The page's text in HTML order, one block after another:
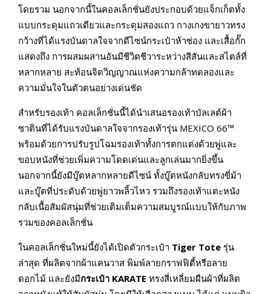
โดยรวม นอกจากนี้ในคอลเล็กชั่นยังประกอบด้วยแจ็กเก็ตทั้ง
แบบกระดุมแถวเดียวและกระดุมสองแถว กางเกงขายาวทรง
กว้างที่ได้แรงบันดาลใจจากดีไซน์กระเป๋าห้าช่อง และเสื้อกั๊ก
แสดงถึง การผสมผสานอันมีชีวิตชีวาระหว่างสีสันและสไตล์ที่
หลากหลาย สะท้อนจิตวิญญาณแห่งความกล้าทดลองและ
ความมั่นใจในตัวตนอย่างเด่นชัด
สำหรับรองเท้า คอลเล็กชั่นนี้ได้นำเสนอรองเท้าบัลเลต์ผ้า
ซาตินที่ได้รับแรงบันดาลใจจากรองเท้ารุ่น MEXICO 66™
พร้อมด้วยการปรับรูปโฉมรองเท้าทั้งการตกแต่งด้วยพู่และ
ขอบหนังที่ช่วยเพิ่มความโดดเด่นและลูกเล่นมากยิ่งขึ้น
นอกจากนี้ยังมีบู๊ตหลากหลายดีไซน์ ทั้งบู๊ตหนังกลับทรงขี่ม้า
และบู๊ตที่ประดับด้วยพู่ยาวพลิ้วไหว รวมถึงรองเท้าแตะหนัง
กลับเนื้อสัมผัสนุ่มที่ช่วยเติมเต็มความสมบูรณ์แบบให้กับภาพ
รวมของคอลเล็กชั่น
ในคอลเล็กชั่นใหม่นี้ยังได้เปิดตัวกระเป๋า Tiger Tote รุ่น
ล่าสุด ที่ผลิตจากผ้าแคนวาส พิมพ์ลายกราฟฟิตี้หรือลาย
ดอกไม้ และยังมีกระเป๋า KARATE ทรงสี่เหลี่ยมผืนผ้าที่ผลิต